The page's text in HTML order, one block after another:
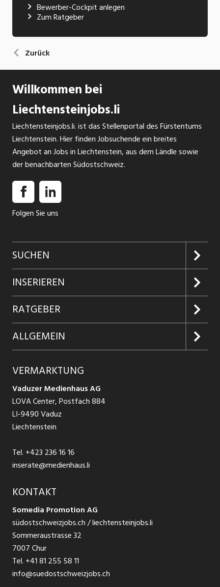
Bewerber-Cockpit anlegen
Zum Ratgeber
Zurück
Willkommen bei
Liechtensteinjobs.li
Liechtensteinjobs.li. ist das Stellenportal des Fürstentums
Liechtenstein. Hier finden Jobsuchende ein breites
Angebot an Jobs in Liechtenstein, aus dem Ländle sowie
der benachbarten Südostschweiz.
Folgen Sie uns
SUCHEN
Jobs suchen
Jobabo
Firmen entdecken
Jobs in Graubünden
Jobs in St. Gallen
Jobs in Glarus
Jobs in der Südostschweiz
Temporär Jobs
Teilzeit Jobs
Praktikum
INSERIEREN
Kundenlogin
Inserieren
Produkte
Schnittstelle
RATGEBER
Glossar
Ratgeber Bewerbung / Rekrutierung
ALLGEMEIN
AGB
Datenschutzbestimmungen
Nutzungsbedingungen
Impressum
VERMARKTUNG
Vaduzer Medienhaus AG
LOVA Center, Postfach 884
LI-9490 Vaduz
Liechtenstein
Tel. +423 236 16 16
inserate@medienhaus.li
KONTAKT
Somedia Promotion AG
südostschweizjobs.ch / liechtensteinjobs.li
Sommeraustrasse 32
7007 Chur
Tel. +41 81 255 58 11
info@suedostschweizjobs.ch